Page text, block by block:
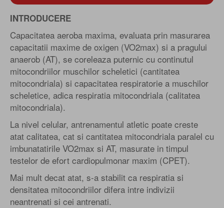
INTRODUCERE
Capacitatea aeroba maxima, evaluata prin masurarea
capacitatii maxime de oxigen (VO2max) si a pragului
anaerob (AT), se coreleaza puternic cu continutul
mitocondriilor muschilor scheletici (cantitatea
mitocondriala) si capacitatea respiratorie a muschilor
scheletice, adica respiratia mitocondriala (calitatea
mitocondriala).
La nivel celular, antrenamentul atletic poate creste
atat calitatea, cat si cantitatea mitocondriala paralel cu
imbunatatirile VO2max si AT, masurate in timpul
testelor de efort cardiopulmonar maxim (CPET).
Mai mult decat atat, s-a stabilit ca respiratia si
densitatea mitocondriilor difera intre indivizii
neantrenati si cei antrenati.